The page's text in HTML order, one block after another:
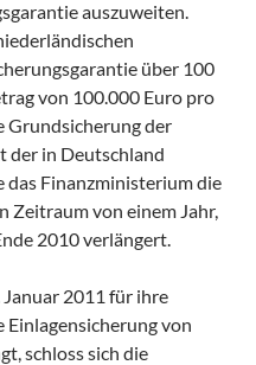
auszuweiten.
über 100
von 100.000 Euro pro
Grundsicherung der
der in Deutschland
das Finanzministerium die
Zeitraum von einem Jahr,
2010 verlängert.
2011 für ihre
von
schloss sich die